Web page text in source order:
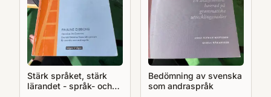
Stärk språket, stärk
lärandet - språk- och
Bedömning av svenska
som andraspråk